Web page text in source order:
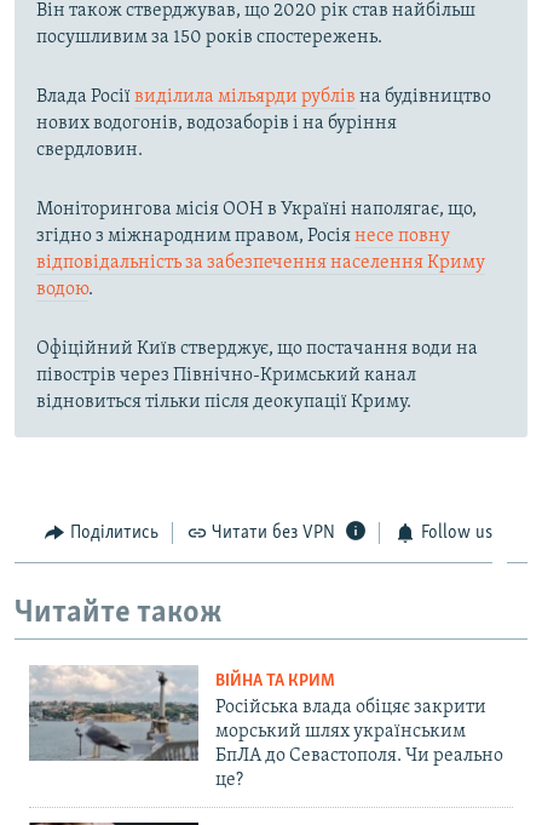
Він також стверджував, що 2020 рік став найбільш
посушливим за 150 років спостережень.
Влада Росіївиділила мільярди рублів на будівництво
нових водогонів, водозаборів і на буріння
свердловин.
Моніторингова місія ООН в Україні наполягає, що,
згідно з міжнародним правом, Росіянесе повну
відповідальність за забезпечення населення Криму
водою.
Офіційний Київ стверджує, що постачання води на
півострів через Північно-Кримський канал
відновиться тільки після деокупації Криму.
Поділитись Читати без VPN Follow us
Читайте також
ВІЙНА ТА КРИМ
Російська влада обіцяє закрити
морський шлях українським
БпЛА до Севастополя. Чи реально
це?